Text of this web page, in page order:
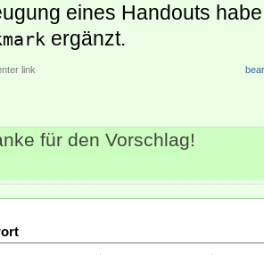
eines Handouts
ergänzt.
link
für den Vorschlag!